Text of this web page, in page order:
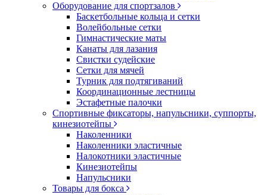
Оборудование для спортзалов
Баскетбольные кольца и сетки
Волейбольные сетки
Гимнастические маты
Канаты для лазания
Свистки судейские
Сетки для мячей
Турник для подтягиваний
Координационные лестницы
Эстафетные палочки
Спортивные фиксаторы, напульсники, суппорты,
кинезиотейпы
Наколенники
Наколенники эластичные
Налокотники эластичные
Кинезиотейпы
Напульсники
Товары для бокса